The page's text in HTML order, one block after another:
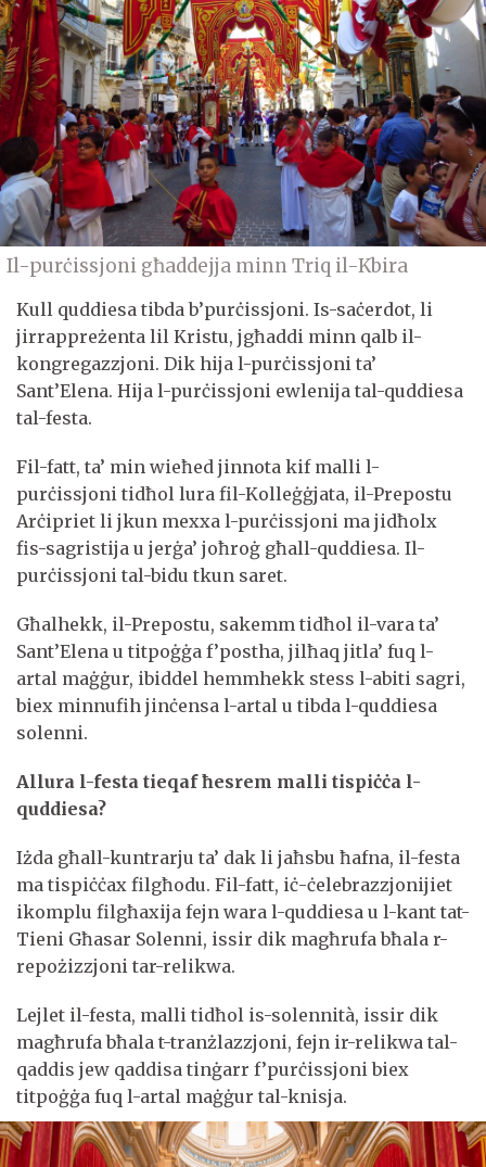
Il-purċissjoni għaddejja minn Triq il-Kbira
Kull quddiesa tibda b’purċissjoni. Is-saċerdot, li
jirrappreżenta lil Kristu, jgħaddi minn qalb il-
kongregazzjoni. Dik hija l-purċissjoni ta’
Sant’Elena. Hija l-purċissjoni ewlenija tal-quddiesa
tal-festa.
Fil-fatt, ta’ min wieħed jinnota kif malli l-
purċissjoni tidħol lura fil-Kolleġġjata, il-Prepostu
Arċipriet li jkun mexxa l-purċissjoni ma jidħolx
fis-sagristija u jerġa’ joħroġ għall-quddiesa. Il-
purċissjoni tal-bidu tkun saret.
Għalhekk, il-Prepostu, sakemm tidħol il-vara ta’
Sant’Elena u titpoġġa f’postha, jilħaq jitla’ fuq l-
artal maġġur, ibiddel hemmhekk stess l-abiti sagri,
biex minnufih jinċensa l-artal u tibda l-quddiesa
solenni.
Allura l-festa tieqaf ħesrem malli tispiċċa l-
quddiesa?
Iżda għall-kuntrarju ta’ dak li jaħsbu ħafna, il-festa
ma tispiċċax filgħodu. Fil-fatt, iċ-ċelebrazzjonijiet
ikomplu filgħaxija fejn wara l-quddiesa u l-kant tat-
Tieni Għasar Solenni, issir dik magħrufa bħala r-
repożizzjoni tar-relikwa.
Lejlet il-festa, malli tidħol is-solennità, issir dik
magħrufa bħala t-tranżlazzjoni, fejn ir-relikwa tal-
qaddis jew qaddisa tinġarr f’purċissjoni biex
titpoġġa fuq l-artal maġġur tal-knisja.